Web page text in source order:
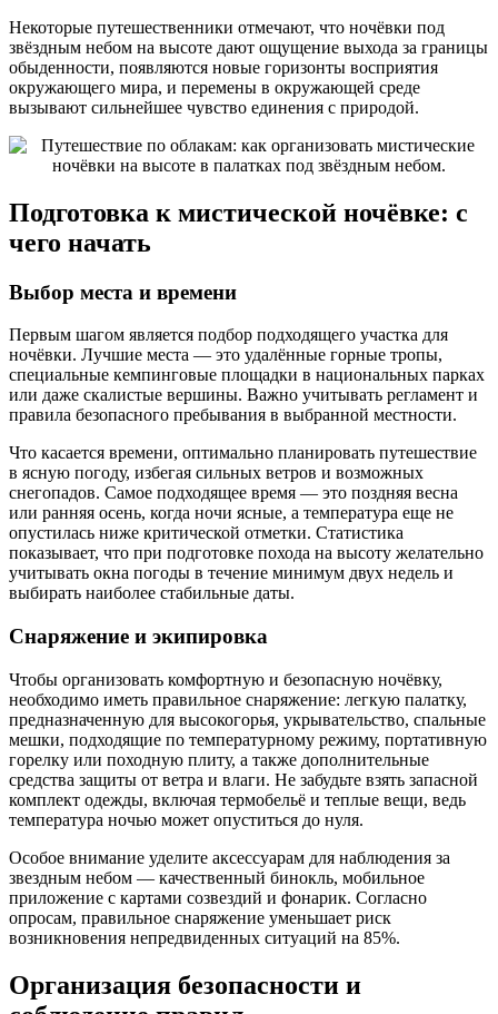
Некоторые путешественники отмечают, что ночёвки под
звёздным небом на высоте дают ощущение выхода за границы
обыденности, появляются новые горизонты восприятия
окружающего мира, и перемены в окружающей среде
вызывают сильнейшее чувство единения с природой.
Подготовка к мистической ночёвке: с
чего начать
Выбор места и времени
Первым шагом является подбор подходящего участка для
ночёвки. Лучшие места — это удалённые горные тропы,
специальные кемпинговые площадки в национальных парках
или даже скалистые вершины. Важно учитывать регламент и
правила безопасного пребывания в выбранной местности.
Что касается времени, оптимально планировать путешествие
в ясную погоду, избегая сильных ветров и возможных
снегопадов. Самое подходящее время — это поздняя весна
или ранняя осень, когда ночи ясные, а температура еще не
опустилась ниже критической отметки. Статистика
показывает, что при подготовке похода на высоту желательно
учитывать окна погоды в течение минимум двух недель и
выбирать наиболее стабильные даты.
Снаряжение и экипировка
Чтобы организовать комфортную и безопасную ночёвку,
необходимо иметь правильное снаряжение: легкую палатку,
предназначенную для высокогорья, укрывательство, спальные
мешки, подходящие по температурному режиму, портативную
горелку или походную плиту, а также дополнительные
средства защиты от ветра и влаги. Не забудьте взять запасной
комплект одежды, включая термобельё и теплые вещи, ведь
температура ночью может опуститься до нуля.
Особое внимание уделите аксессуарам для наблюдения за
звездным небом — качественный бинокль, мобильное
приложение с картами созвездий и фонарик. Согласно
опросам, правильное снаряжение уменьшает риск
возникновения непредвиденных ситуаций на 85%.
Организация безопасности и